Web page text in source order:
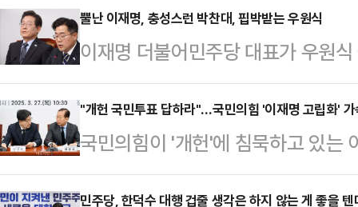
뿔난 이재명, 충성스런 박찬대, 핍박받는 우원식
이재명 더불어민주당 대표가 우원
에 제동을 걸었다. 그러자 우 의장
힘 권성동 원내대표 간 회동이 무산
린 것으로, 우 의장에 대한 이 대표
나온다.우 의장을 향한 친명(친이
"개헌 국민투표 답하라"…국민의힘 '이재명 고립화' 가
국민의힘이 '개헌'에 침묵하고 있는
화를 퍼붓고 있다. 전국민적인 염원
민주당, 한덕수 대행 겁줄 생각은 하지 않는 게 좋을 텐